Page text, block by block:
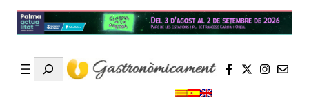
Search
Destacat
Especialitats Preus